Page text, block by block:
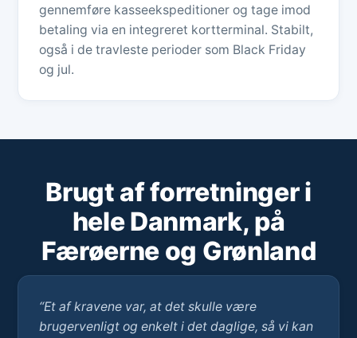
gennemføre kasseekspeditioner og tage imod
betaling via en integreret kortterminal. Stabilt,
også i de travleste perioder som Black Friday
og jul.
Brugt af forretninger i
hele Danmark, på
Færøerne og Grønland
“Et af kravene var, at det skulle være
brugervenligt og enkelt i det daglige, så vi kan